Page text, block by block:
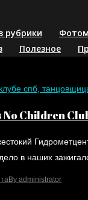
рубрики
Полезное
No Children
в наших
By administrator